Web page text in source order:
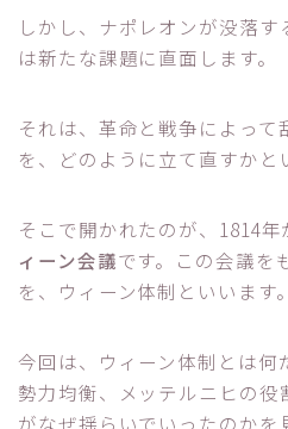
しかし、ナポレオンが没落
は新たな課題に直面します。
それは、革命と戦争によって
を、どのように立て直すかと
そこで開かれたのが、1814
ィーン会議です。この会議を
を、ウィーン体制といいます。
今回は、ウィーン体制とは何
勢力均衡、メッテルニヒの役
がなぜ揺らいでいったのかを